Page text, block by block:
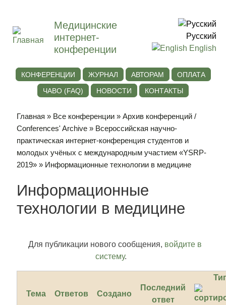
Медицинские
интернет-
конференции
Русский
English
КОНФЕРЕНЦИИ ЖУРНАЛ АВТОРАМ
ОПЛАТА
ЧАВО (FAQ)
НОВОСТИ КОНТАКТЫ
Главная » Все конференции »Архив конференций /
Conferences' Archive » Всероссийская научно-
практическая интернет-конференция студентов и
молодых учёных с международным участием «YSRP-
2019» » Информационные технологии в медицине
Информационные
технологии в медицине
Для публикации нового сообщения, войдите в
систему.
Тема Ответов Создано
Последний
ответ